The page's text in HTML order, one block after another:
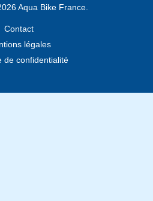
Aqua Bike France.
Contact
légales
de confidentialité